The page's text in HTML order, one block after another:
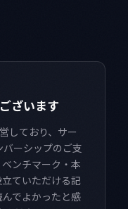
ざいます
しており、サー
ーシップのご支
ンチマーク・本
ていただける記
でよかったと感